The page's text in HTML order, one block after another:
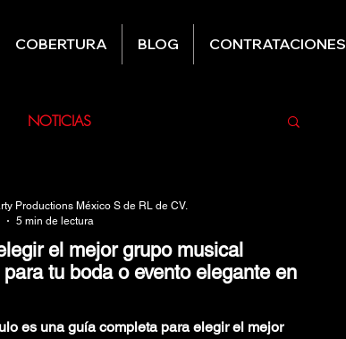
COBERTURA BLOG CONTRATACIONES
NOTICIAS
el mejor grupo musical
tu boda o evento elegante en
es una guía completa para elegir el mejor
Productions México S de RL de CV.
5 min de lectura